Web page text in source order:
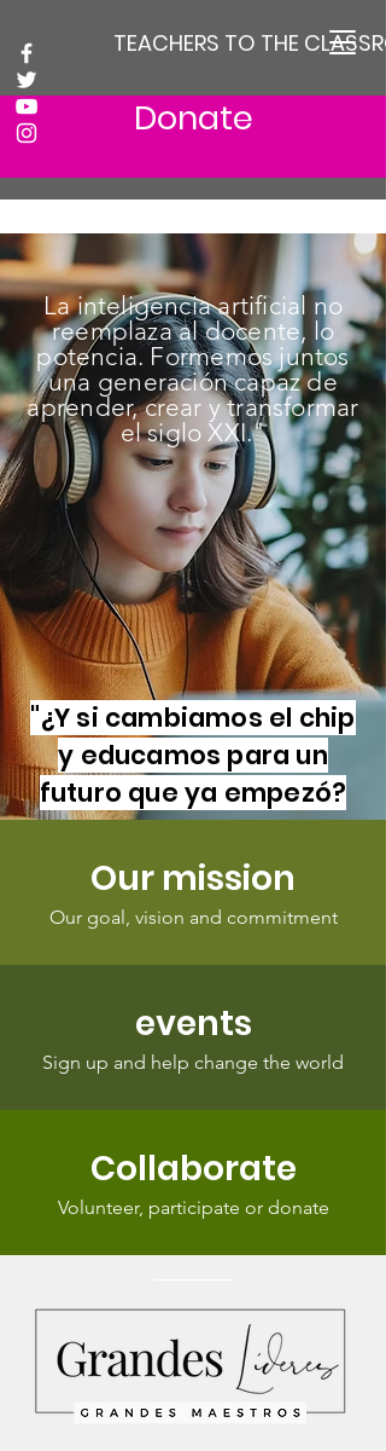
TEACHERS TO THE
Donate
La inteligencia artificial no
reemplaza al docente, lo
potencia. Formemos juntos
una generación capaz de
aprender, crear y transformar
el siglo XXI."
"¿Y si cambiamos el chip
y educamos para un
futuro que ya empezó?
Our mission
Our goal, vision and commitment
events
Sign up and help change the world
Collaborate
Volunteer, participate or donate